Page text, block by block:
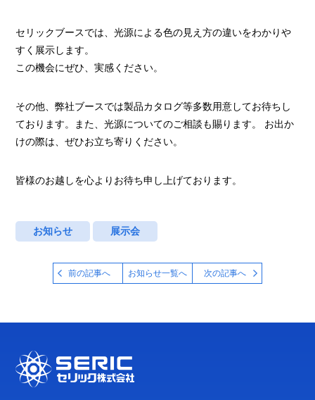
セリックブースでは、光源による色の見え方の違いをわかりや
すく展示します。
この機会にぜひ、実感ください。
その他、弊社ブースでは製品カタログ等多数用意してお待ちし
ております。また、光源についてのご相談も賜ります。 お出か
けの際は、ぜひお立ち寄りください。
皆様のお越しを心よりお待ち申し上げております。
お知らせ 展示会
前の記事へ お知らせ一覧へ 次の記事へ